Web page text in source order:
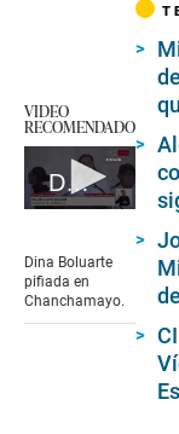
VIDEO
RECOMENDADO
Dina Boluarte pifiada en Chanchamayo
of
6
minutes,
Dina Boluarte
pifiada en
Chanchamayo.